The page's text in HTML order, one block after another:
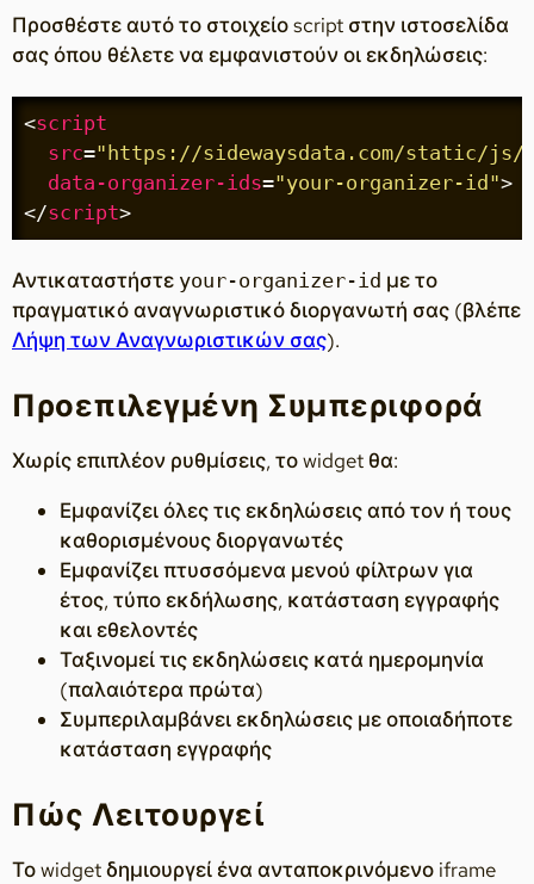
Προσθέστε αυτό το στοιχείο script στην ιστοσελίδα
σας όπου θέλετε να εμφανιστούν οι εκδηλώσεις:
<script
src="https://sidewaysdata.com/static/js/
data-organizer-ids="your-organizer-id">
</script>
Αντικαταστήστε your-organizer-id με το
πραγματικό αναγνωριστικό διοργανωτή σας (βλέπε
Λήψη των Αναγνωριστικών σας).
Προεπιλεγμένη Συμπεριφορά
Χωρίς επιπλέον ρυθμίσεις, το widget θα:
Εμφανίζει όλες τις εκδηλώσεις από τον ή τους
καθορισμένους διοργανωτές
Εμφανίζει πτυσσόμενα μενού φίλτρων για
έτος, τύπο εκδήλωσης, κατάσταση εγγραφής
και εθελοντές
Ταξινομεί τις εκδηλώσεις κατά ημερομηνία
(παλαιότερα πρώτα)
Συμπεριλαμβάνει εκδηλώσεις με οποιαδήποτε
κατάσταση εγγραφής
Πώς Λειτουργεί
Το widget δημιουργεί ένα ανταποκρινόμενο iframe